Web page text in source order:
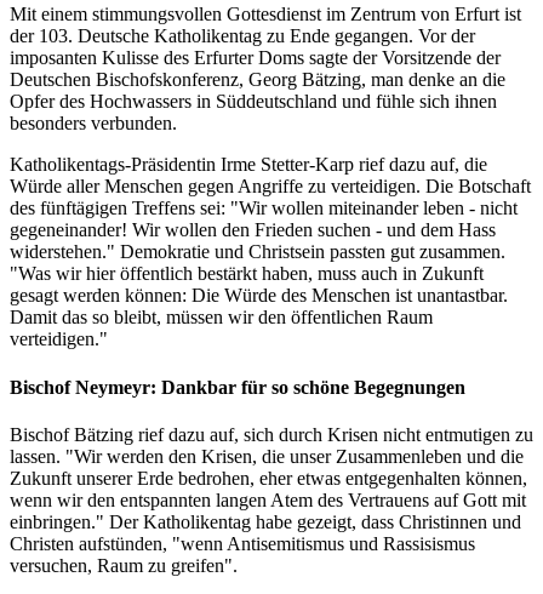
Mit einem stimmungsvollen Gottesdienst im Zentrum von Erfurt ist
der 103. Deutsche Katholikentag zu Ende gegangen. Vor der
imposanten Kulisse des Erfurter Doms sagte der Vorsitzende der
Deutschen Bischofskonferenz, Georg Bätzing, man denke an die
Opfer des Hochwassers in Süddeutschland und fühle sich ihnen
besonders verbunden.
Katholikentags-Präsidentin Irme Stetter-Karp rief dazu auf, die
Würde aller Menschen gegen Angriffe zu verteidigen. Die Botschaft
des fünftägigen Treffens sei: "Wir wollen miteinander leben - nicht
gegeneinander! Wir wollen den Frieden suchen - und dem Hass
widerstehen." Demokratie und Christsein passten gut zusammen.
"Was wir hier öffentlich bestärkt haben, muss auch in Zukunft
gesagt werden können: Die Würde des Menschen ist unantastbar.
Damit das so bleibt, müssen wir den öffentlichen Raum
verteidigen."
Bischof Neymeyr: Dankbar für so schöne Begegnungen
Bischof Bätzing rief dazu auf, sich durch Krisen nicht entmutigen zu
lassen. "Wir werden den Krisen, die unser Zusammenleben und die
Zukunft unserer Erde bedrohen, eher etwas entgegenhalten können,
wenn wir den entspannten langen Atem des Vertrauens auf Gott mit
einbringen." Der Katholikentag habe gezeigt, dass Christinnen und
Christen aufstünden, "wenn Antisemitismus und Rassisismus
versuchen, Raum zu greifen".